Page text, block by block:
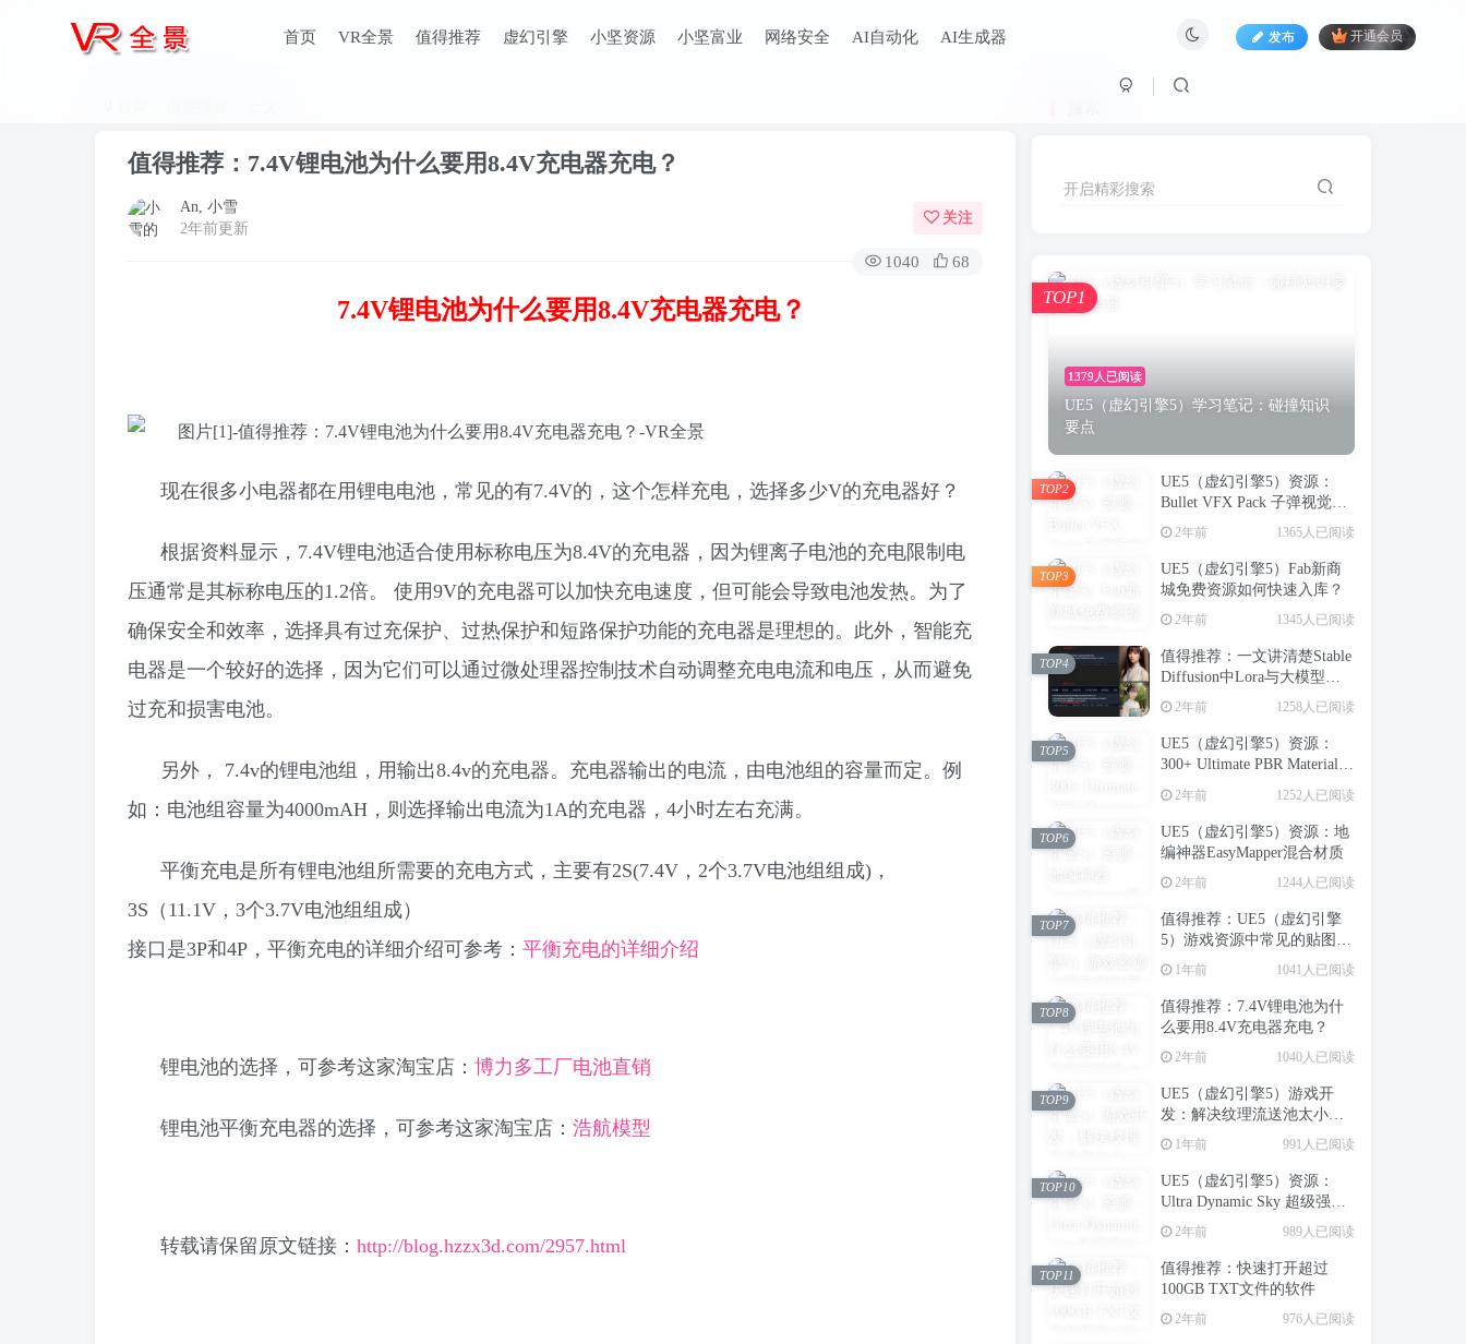
首页 VR全景 值得推荐 虚幻引擎 小坚资源 小坚富业 网络安全 AI自动化 AI生成器 发布 开通会员
值得推荐：7.4V锂电池为什么要用8.4V充电器充电？
An, 小雪
2年前更新
关注
1040 68
7.4V锂电池为什么要用8.4V充电器充电？
现在很多小电器都在用锂电电池，常见的有7.4V的，这个怎样充电，选择多少V的充电器好？
根据资料显示，‌7.4V锂电池适合使用标称电压为8.4V的充电器，因为锂离子电池的充电限制电
压通常是其标称电压的1.2倍。‌ 使用9V的充电器可以加快充电速度，但可能会导致电池发热。为了
确保安全和效率，选择具有过充保护、过热保护和短路保护功能的充电器是理想的。此外，智能充
电器是一个较好的选择，因为它们可以通过微处理器控制技术自动调整充电电流和电压，从而避免
过充和损害电池。‌
另外， 7.4v的锂电池组，用输出8.4v的充电器。充电器输出的电流，由电池组的容量而定。例
如：电池组容量为4000mAH，则选择输出电流为1A的充电器，4小时左右充满。
平衡充电是所有锂电池组所需要的充电方式，主要有2S(7.4V，2个3.7V电池组组成)，
3S（11.1V，3个3.7V电池组组成）
接口是3P和4P，平衡充电的详细介绍可参考： 平衡充电的详细介绍
锂电池的选择，可参考这家淘宝店： 博力多工厂电池直销
锂电池平衡充电器的选择，可参考这家淘宝店： 浩航模型
转载请保留原文链接： http://blog.hzzx3d.com/2957.html
开启精彩搜索
1379人已阅读
UE5（虚幻引擎5）学习笔记：碰撞知识
要点
TOP1
UE5（虚幻引擎5）资源：
Bullet VFX Pack 子弹视觉特
效包
2年前 1365人已阅读
TOP2
UE5（虚幻引擎5）Fab新商
城免费资源如何快速入库？
2年前 1345人已阅读
TOP3
值得推荐：一文讲清楚Stable
Diffusion中Lora与大模型的
区别（转载）
2年前 1258人已阅读
TOP4
UE5（虚幻引擎5）资源：
300+ Ultimate PBR Materials
Pack 写实建筑室内PBR材质
库
2年前 1252人已阅读
TOP5
UE5（虚幻引擎5）资源：地
编神器EasyMapper混合材质
2年前 1244人已阅读
TOP6
值得推荐：UE5（虚幻引擎
5）游戏资源中常见的贴图类
型（转载）
1年前 1041人已阅读
TOP7
值得推荐：7.4V锂电池为什
么要用8.4V充电器充电？
2年前 1040人已阅读
TOP8
UE5（虚幻引擎5）游戏开
发：解决纹理流送池太小，
造成场景中纹理模糊的问题
1年前 991人已阅读
TOP9
UE5（虚幻引擎5）资源：
Ultra Dynamic Sky 超级强大
的动态天空天气系统
2年前 989人已阅读
TOP10
值得推荐：快速打开超过
100GB TXT文件的软件
2年前 976人已阅读
TOP11